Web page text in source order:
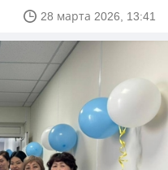
28 марта 2026, 13:41